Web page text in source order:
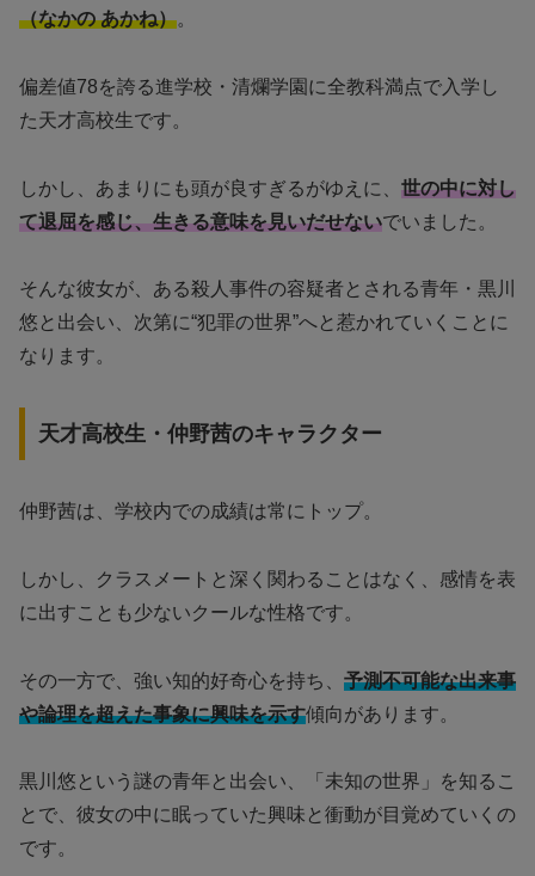
（なかの あかね）。
偏差値78を誇る進学校・清爛学園に全教科満点で入学し
た天才高校生です。
しかし、あまりにも頭が良すぎるがゆえに、 世の中に対し
て退屈を感じ、生きる意味を見いだせないでいました。
そんな彼女が、ある殺人事件の容疑者とされる青年・黒川
悠と出会い、次第に“犯罪の世界”へと惹かれていくことに
なります。
天才高校生・仲野茜のキャラクター
仲野茜は、学校内での成績は常にトップ。
しかし、クラスメートと深く関わることはなく、感情を表
に出すことも少ないクールな性格です。
その一方で、強い知的好奇心を持ち、 予測不可能な出来事
や論理を超えた事象に興味を示す傾向があります。
黒川悠という謎の青年と出会い、「未知の世界」を知るこ
とで、彼女の中に眠っていた興味と衝動が目覚めていくの
です。